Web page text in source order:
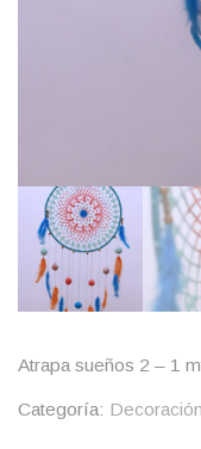
Atrapa sueños 2 – 1
Categoría: Decoración